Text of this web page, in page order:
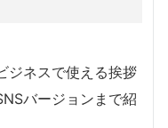
ジネスで使える挨拶
バージョンまで紹